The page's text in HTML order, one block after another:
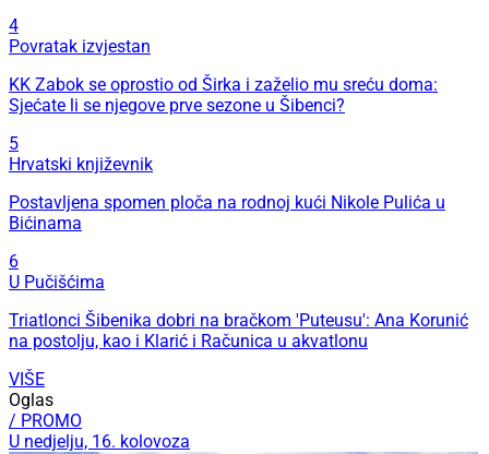
4
Povratak izvjestan
KK Zabok se oprostio od Širka i zaželio mu sreću doma:
Sjećate li se njegove prve sezone u Šibenci?
5
Hrvatski književnik
Postavljena spomen ploča na rodnoj kući Nikole Pulića u
Bićinama
6
U Pučišćima
Triatlonci Šibenika dobri na bračkom 'Puteusu': Ana Korunić
na postolju, kao i Klarić i Računica u akvatlonu
VIŠE
Oglas
/ PROMO
U nedjelju, 16. kolovoza